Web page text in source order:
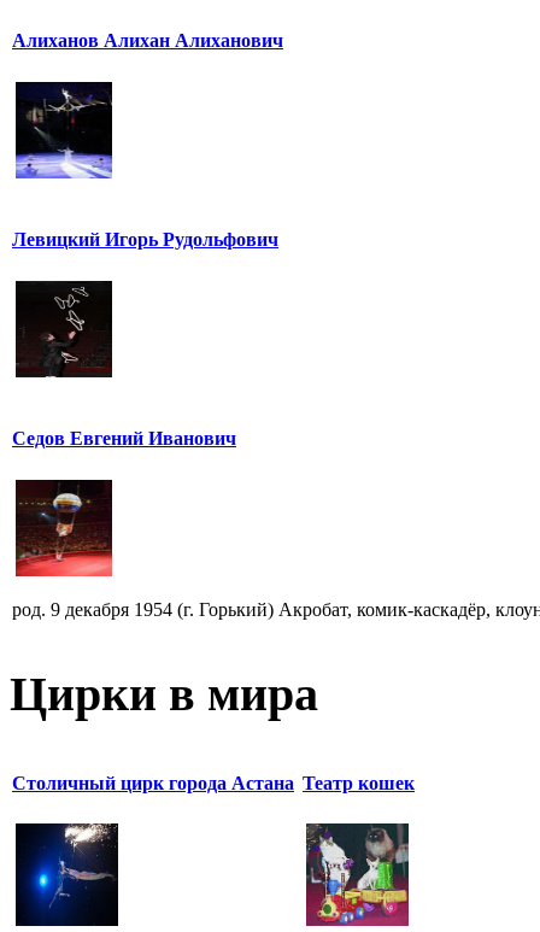
Алиханов Алихан Алиханович
Левицкий Игорь Рудольфович
Седов Евгений Иванович
род. 9 декабря 1954 (г. Горький) Акробат, комик-каскадёр,
Цирки в мира
Столичный цирк города Астана Театр кошек